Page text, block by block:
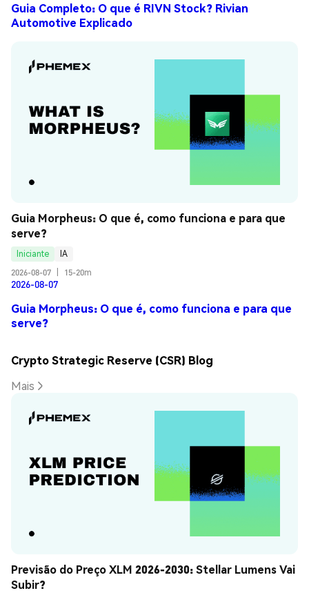
Guia Completo: O que é RIVN Stock? Rivian
Automotive Explicado
Guia Morpheus: O que é, como funciona e para que
serve?
Iniciante
IA
2026-08-07
15-20m
2026-08-07
Guia Morpheus: O que é, como funciona e para que
serve?
Crypto Strategic Reserve (CSR) Blog
Mais
Previsão do Preço XLM 2026-2030: Stellar Lumens Vai
Subir?